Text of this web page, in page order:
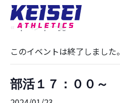
« イベント一覧
このイベントは終了しました。
部活１７：００～